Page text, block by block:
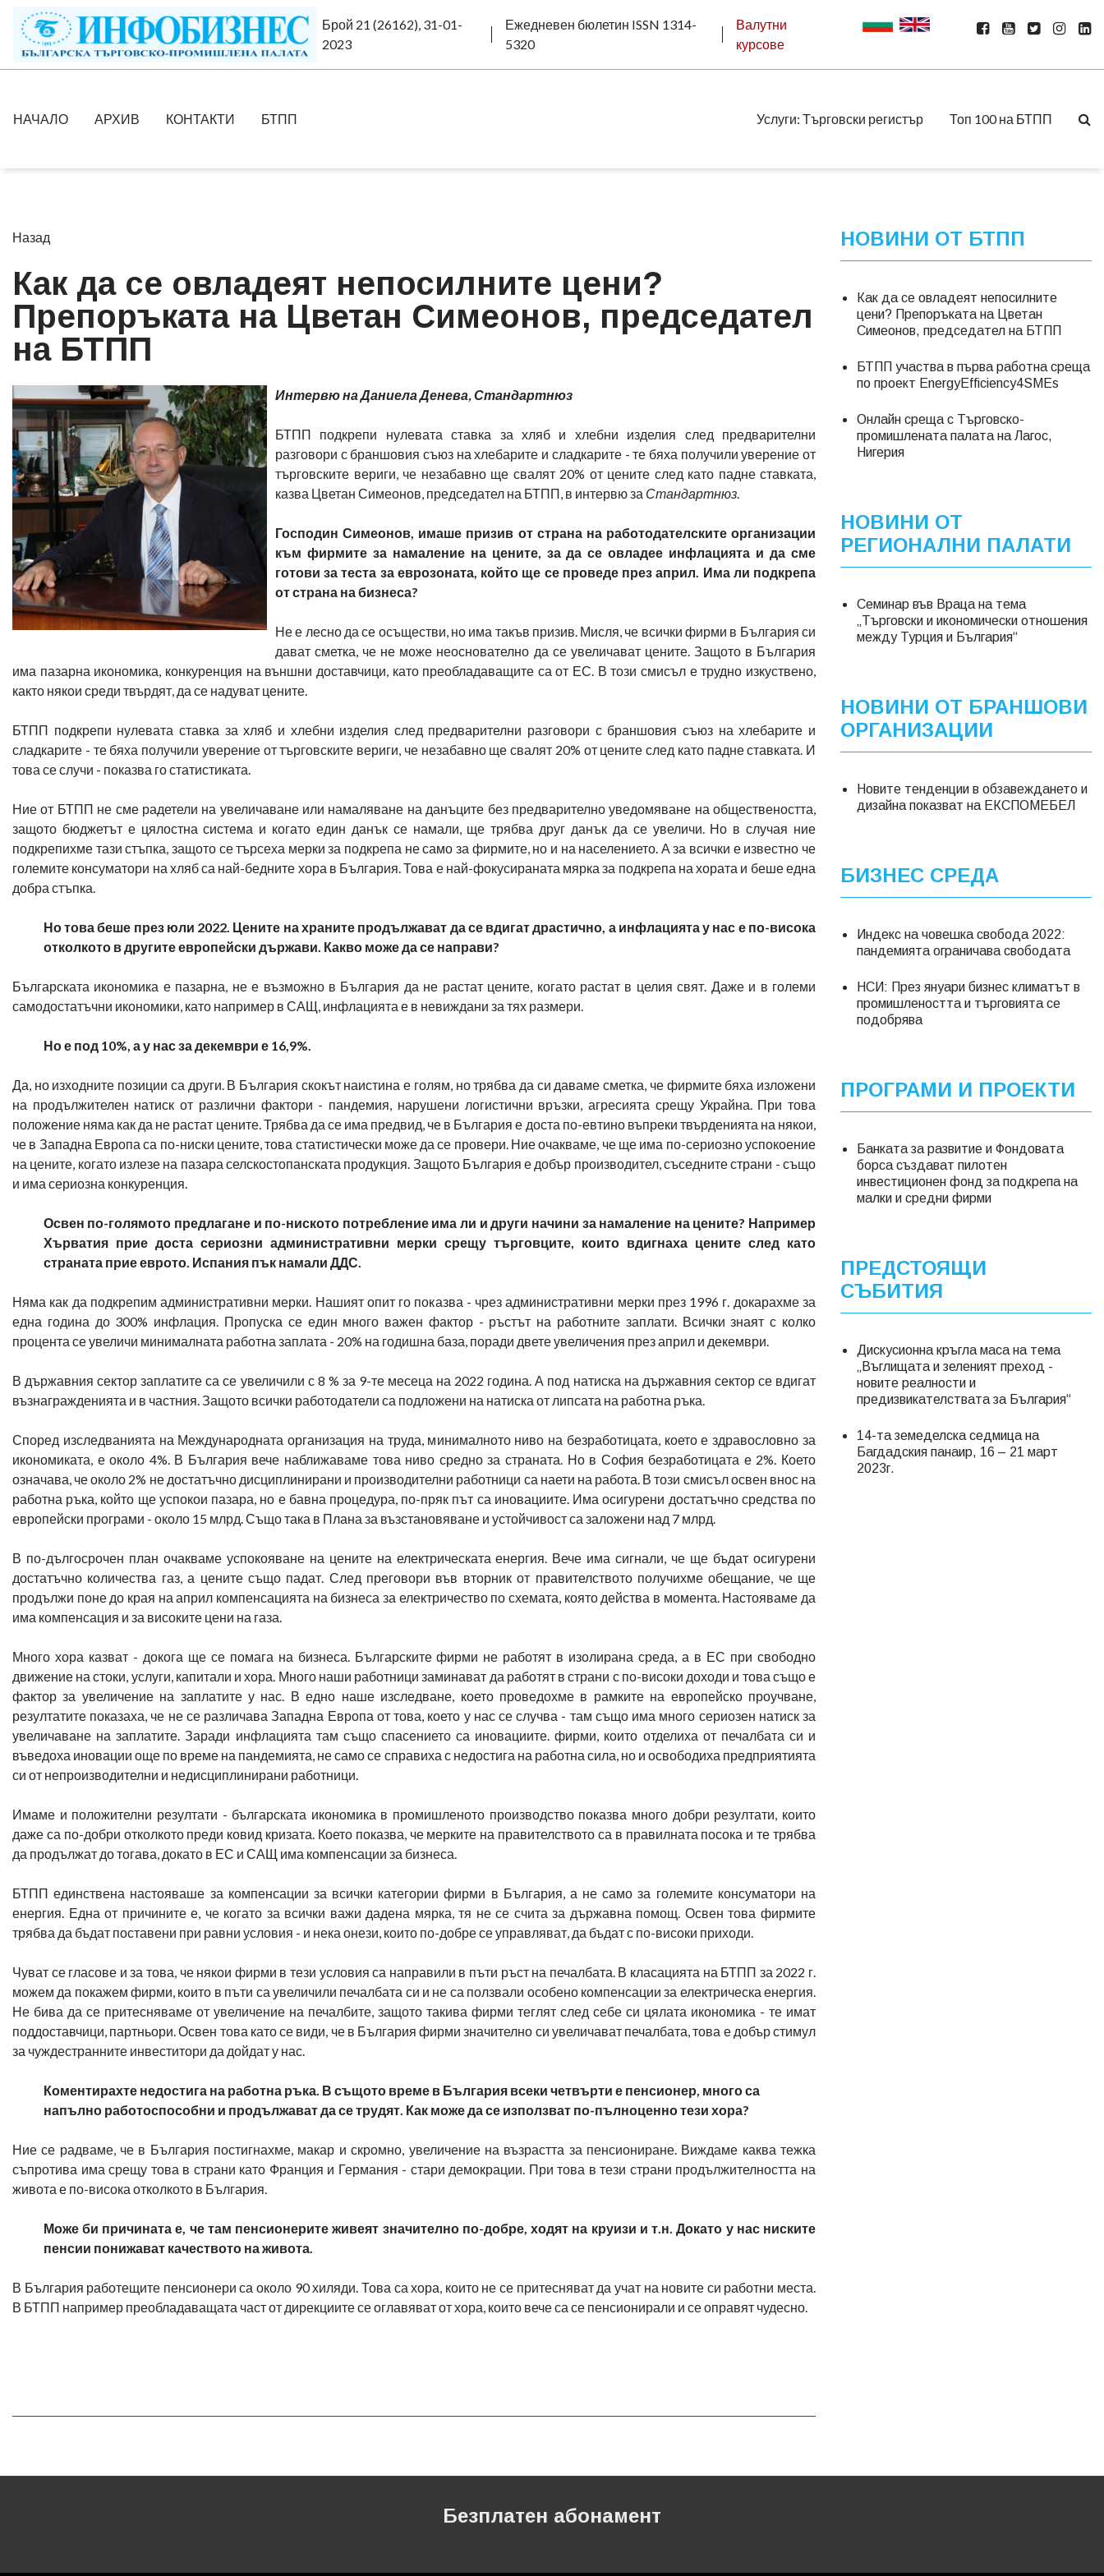
Брой 21 (26162), 31-01-
2023
Ежедневен бюлетин ISSN 1314-
5320
Валутни
курсове
НАЧАЛО АРХИВ КОНТАКТИ БТПП Услуги: Търговски регистър Топ 100 на БТПП
Назад
Как да се овладеят непосилните цени?
Препоръката на Цветан Симеонов, председател
на БТПП
Интервю на Даниела Денева, Стандартнюз
БТПП подкрепи нулевата ставка за хляб и хлебни изделия след предварителни
разговори с браншовия съюз на хлебарите и сладкарите - те бяха получили уверение от
търговските вериги, че незабавно ще свалят 20% от цените след като падне ставката,
казва Цветан Симеонов, председател на БТПП, в интервю за Стандартнюз.
Господин Симеонов, имаше призив от страна на работодателските организации
към фирмите за намаление на цените, за да се овладее инфлацията и да сме
готови за теста за еврозоната, който ще се проведе през април. Има ли подкрепа
от страна на бизнеса?
Не е лесно да се осъществи, но има такъв призив. Мисля, че всички фирми в България си
дават сметка, че не може неоснователно да се увеличават цените. Защото в България
има пазарна икономика, конкуренция на външни доставчици, като преобладаващите са от ЕС. В този смисъл е трудно изкуствено,
както някои среди твърдят, да се надуват цените.
БТПП подкрепи нулевата ставка за хляб и хлебни изделия след предварителни разговори с браншовия съюз на хлебарите и
сладкарите - те бяха получили уверение от търговските вериги, че незабавно ще свалят 20% от цените след като падне ставката. И
това се случи - показва го статистиката.
Ние от БТПП не сме радетели на увеличаване или намаляване на данъците без предварително уведомяване на обществеността,
защото бюджетът е цялостна система и когато един данък се намали, ще трябва друг данък да се увеличи. Но в случая ние
подкрепихме тази стъпка, защото се търсеха мерки за подкрепа не само за фирмите, но и на населението. А за всички е известно че
големите консуматори на хляб са най-бедните хора в България. Това е най-фокусираната мярка за подкрепа на хората и беше една
добра стъпка.
Но това беше през юли 2022. Цените на храните продължават да се вдигат драстично, а инфлацията у нас е по-висока
отколкото в другите европейски държави. Какво може да се направи?
Българската икономика е пазарна, не е възможно в България да не растат цените, когато растат в целия свят. Даже и в големи
самодостатъчни икономики, като например в САЩ, инфлацията е в невиждани за тях размери.
Но е под 10%, а у нас за декември е 16,9%.
Да, но изходните позиции са други. В България скокът наистина е голям, но трябва да си даваме сметка, че фирмите бяха изложени
на продължителен натиск от различни фактори - пандемия, нарушени логистични връзки, агресията срещу Украйна. При това
положение няма как да не растат цените. Трябва да се има предвид, че в България е доста по-евтино въпреки твърденията на някои,
че в Западна Европа са по-ниски цените, това статистически може да се провери. Ние очакваме, че ще има по-сериозно успокоение
на цените, когато излезе на пазара селскостопанската продукция. Защото България е добър производител, съседните страни - също
и има сериозна конкуренция.
Освен по-голямото предлагане и по-ниското потребление има ли и други начини за намаление на цените? Например
Хърватия прие доста сериозни административни мерки срещу търговците, които вдигнаха цените след като
страната прие еврото. Испания пък намали ДДС.
Няма как да подкрепим административни мерки. Нашият опит го показва - чрез административни мерки през 1996 г. докарахме за
една година до 300% инфлация. Пропуска се един много важен фактор - ръстът на работните заплати. Всички знаят с колко
процента се увеличи минималната работна заплата - 20% на годишна база, поради двете увеличения през април и декември.
В държавния сектор заплатите са се увеличили с 8 % за 9-те месеца на 2022 година. А под натиска на държавния сектор се вдигат
възнагражденията и в частния. Защото всички работодатели са подложени на натиска от липсата на работна ръка.
Според изследванията на Международната организация на труда, минималното ниво на безработицата, което е здравословно за
икономиката, е около 4%. В България вече наближаваме това ниво средно за страната. Но в София безработицата е 2%. Което
означава, че около 2% не достатъчно дисциплинирани и производителни работници са наети на работа. В този смисъл освен внос на
работна ръка, който ще успокои пазара, но е бавна процедура, по-пряк път са иновациите. Има осигурени достатъчно средства по
европейски програми - около 15 млрд. Също така в Плана за възстановяване и устойчивост са заложени над 7 млрд.
В по-дългосрочен план очакваме успокояване на цените на електрическата енергия. Вече има сигнали, че ще бъдат осигурени
достатъчно количества газ, а цените също падат. След преговори във вторник от правителството получихме обещание, че ще
продължи поне до края на април компенсацията на бизнеса за електричество по схемата, която действа в момента. Настояваме да
има компенсация и за високите цени на газа.
Много хора казват - докога ще се помага на бизнеса. Българските фирми не работят в изолирана среда, а в ЕС при свободно
движение на стоки, услуги, капитали и хора. Много наши работници заминават да работят в страни с по-високи доходи и това също е
фактор за увеличение на заплатите у нас. В едно наше изследване, което проведохме в рамките на европейско проучване,
резултатите показаха, че не се различава Западна Европа от това, което у нас се случва - там също има много сериозен натиск за
увеличаване на заплатите. Заради инфлацията там също спасението са иновациите. фирми, които отделиха от печалбата си и
въведоха иновации още по време на пандемията, не само се справиха с недостига на работна сила, но и освободиха предприятията
си от непроизводителни и недисциплинирани работници.
Имаме и положителни резултати - българската икономика в промишленото производство показва много добри резултати, които
даже са по-добри отколкото преди ковид кризата. Което показва, че мерките на правителството са в правилната посока и те трябва
да продължат до тогава, докато в ЕС и САЩ има компенсации за бизнеса.
БТПП единствена настояваше за компенсации за всички категории фирми в България, а не само за големите консуматори на
енергия. Една от причините е, че когато за всички важи дадена мярка, тя не се счита за държавна помощ. Освен това фирмите
трябва да бъдат поставени при равни условия - и нека онези, които по-добре се управляват, да бъдат с по-високи приходи.
Чуват се гласове и за това, че някои фирми в тези условия са направили в пъти ръст на печалбата. В класацията на БТПП за 2022 г.
можем да покажем фирми, които в пъти са увеличили печалбата си и не са ползвали особено компенсации за електрическа енергия.
Не бива да се притесняваме от увеличение на печалбите, защото такива фирми теглят след себе си цялата икономика - те имат
поддоставчици, партньори. Освен това като се види, че в България фирми значително си увеличават печалбата, това е добър стимул
за чуждестранните инвеститори да дойдат у нас.
Коментирахте недостига на работна ръка. В същото време в България всеки четвърти е пенсионер, много са
напълно работоспособни и продължават да се трудят. Как може да се използват по-пълноценно тези хора?
Ние се радваме, че в България постигнахме, макар и скромно, увеличение на възрастта за пенсиониране. Виждаме каква тежка
съпротива има срещу това в страни като Франция и Германия - стари демокрации. При това в тези страни продължителността на
живота е по-висока отколкото в България.
Може би причината е, че там пенсионерите живеят значително по-добре, ходят на круизи и т.н. Докато у нас ниските
пенсии понижават качеството на живота.
В България работещите пенсионери са около 90 хиляди. Това са хора, които не се притесняват да учат на новите си работни места.
В БТПП например преобладаващата част от дирекциите се оглавяват от хора, които вече са се пенсионирали и се оправят чудесно.
НОВИНИ ОТ БТПП
Как да се овладеят непосилните
цени? Препоръката на Цветан
Симеонов, председател на БТПП
БТПП участва в първа работна среща
по проект EnergyEfficiency4SMEs
Онлайн среща с Търговско-
промишлената палата на Лагос,
Нигерия
НОВИНИ ОТ
РЕГИОНАЛНИ ПАЛАТИ
Семинар във Враца на тема
„Търговски и икономически отношения
между Турция и България“
НОВИНИ ОТ БРАНШОВИ
ОРГАНИЗАЦИИ
Новите тенденции в обзавеждането и
дизайна показват на ЕКСПОМЕБЕЛ
БИЗНЕС СРЕДА
Индекс на човешка свобода 2022:
пандемията ограничава свободата
НСИ: През януари бизнес климатът в
промишлеността и търговията се
подобрява
ПРОГРАМИ И ПРОЕКТИ
Банката за развитие и Фондовата
борса създават пилотен
инвестиционен фонд за подкрепа на
малки и средни фирми
ПРЕДСТОЯЩИ
СЪБИТИЯ
Дискусионна кръгла маса на тема
„Въглищата и зеленият преход -
новите реалности и
предизвикателствата за България“
14-та земеделска седмица на
Багдадския панаир, 16 – 21 март
2023г.
Безплатен абонамент